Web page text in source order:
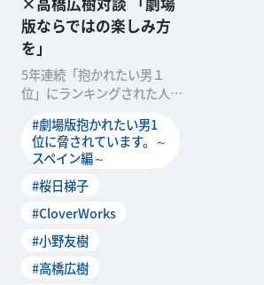
版ならではの楽しみ方
を」
5年連続「抱かれたい男１
位」にランキングされた人気
連続記録を阻み1位となっ
#劇場版抱かれたい男1
位に脅されています。～
スペイン編～
#桜日梯子
#CloverWorks
#小野友樹
#高橋広樹